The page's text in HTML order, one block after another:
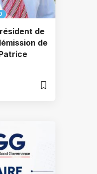
de
de